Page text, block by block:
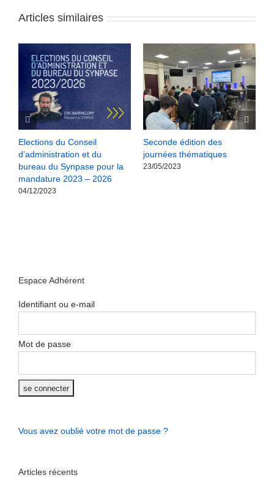
Articles similaires
Elections du Conseil
d’administration et du
bureau du Synpase pour la
mandature 2023 – 2026
04/12/2023
Seconde édition des
journées thématiques
23/05/2023
Espace Adhérent
Identifiant ou e-mail
Mot de passe
Vous avez oublié votre mot de passe ?
Articles récents